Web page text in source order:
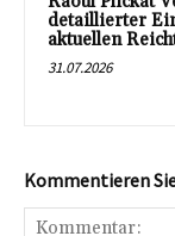
detaillierter
aktuellen
31.07.2026
Kommentieren